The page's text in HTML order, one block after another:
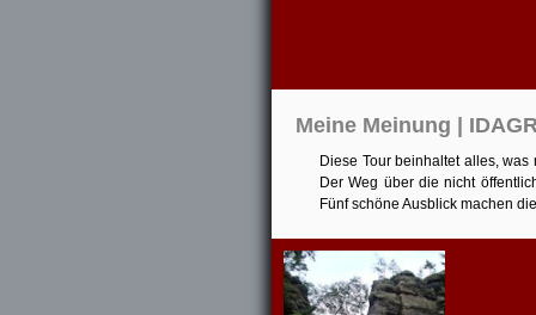
Meine Meinung |
Diese Tour beinhaltet alles,
Der Weg über die nicht
Fünf schöne Ausblick machen